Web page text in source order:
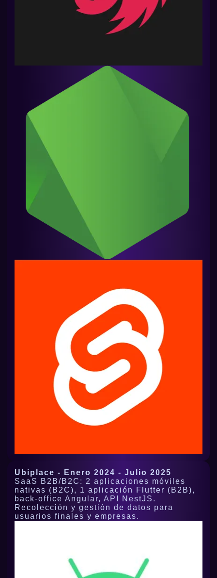
Ubiplace - Enero 2024 - Julio 2025
SaaS B2B/B2C: 2 aplicaciones móviles
nativas (B2C), 1 aplicación Flutter (B2B),
back-office Angular, API NestJS.
Recolección y gestión de datos para
usuarios finales y empresas.